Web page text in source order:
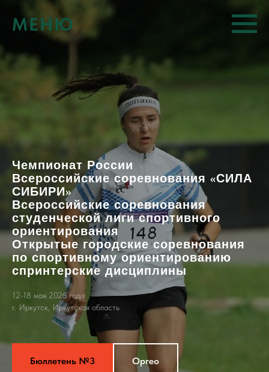
МЕНЮ
Чемпионат России
Всероссийские соревнования «СИЛА
СИБИРИ»
Всероссийские соревнования
студенческой лиги спортивного
ориентирования
Открытые городские соревнования
по спортивному ориентированию
спринтерские дисциплины
12-18 мая 2026 года
г. Иркутск, Иркутская область
Бюллетень №3 Оргео